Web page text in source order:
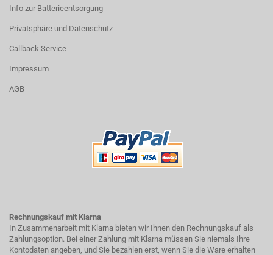
Info zur Batterieentsorgung
Privatsphäre und Datenschutz
Callback Service
Impressum
AGB
Rechnungskauf mit Klarna
In Zusammenarbeit mit Klarna bieten wir Ihnen den Rechnungskauf als
Zahlungsoption. Bei einer Zahlung mit Klarna müssen Sie niemals Ihre
Kontodaten angeben, und Sie bezahlen erst, wenn Sie die Ware erhalten